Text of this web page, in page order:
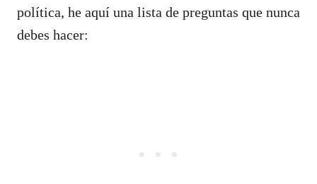
política, he aquí una lista de preguntas que nunca
debes hacer: